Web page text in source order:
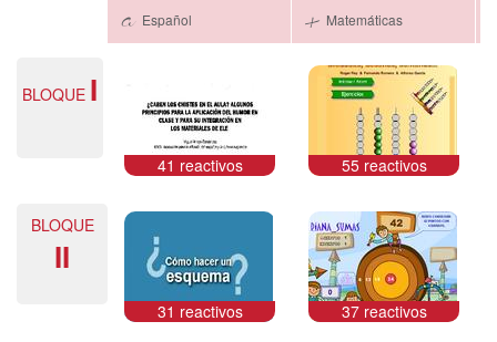
BLOQUE I
BLOQUE
II
Español Matemáticas
41 reactivos
31 reactivos
55 reactivos
37 reactivos